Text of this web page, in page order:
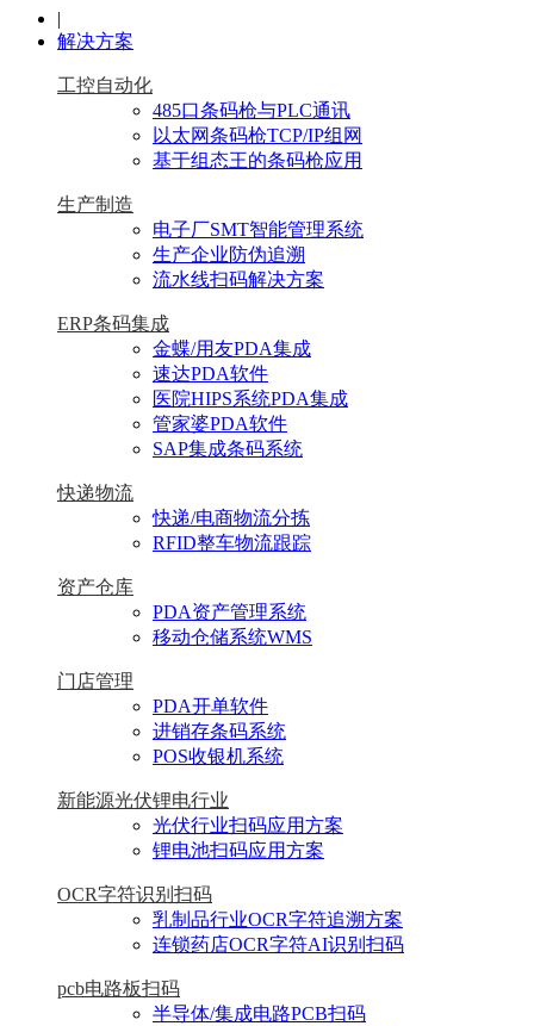
|
解决方案
工控自动化
485口条码枪与PLC通讯
以太网条码枪TCP/IP组网
基于组态王的条码枪应用
生产制造
电子厂SMT智能管理系统
生产企业防伪追溯
流水线扫码解决方案
ERP条码集成
金蝶/用友PDA集成
速达PDA软件
医院HIPS系统PDA集成
管家婆PDA软件
SAP集成条码系统
快递物流
快递/电商物流分拣
RFID整车物流跟踪
资产仓库
PDA资产管理系统
移动仓储系统WMS
门店管理
PDA开单软件
进销存条码系统
POS收银机系统
新能源光伏锂电行业
光伏行业扫码应用方案
锂电池扫码应用方案
OCR字符识别扫码
乳制品行业OCR字符追溯方案
连锁药店OCR字符AI识别扫码
pcb电路板扫码
半导体/集成电路PCB扫码